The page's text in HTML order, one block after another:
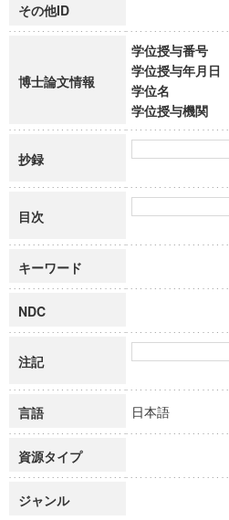
その他ID
博士論文情報
学位授与番号
学位授与年月日
学位名
学位授与機関
抄録
目次
キーワード
NDC
注記
言語 日本語
資源タイプ
ジャンル